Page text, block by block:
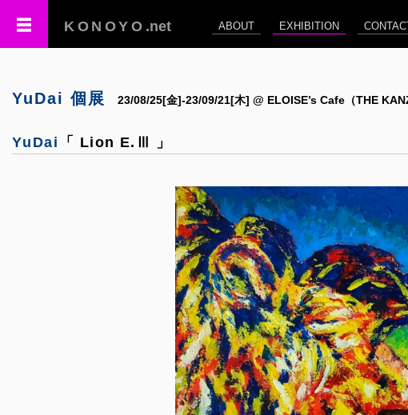
KONOYO .net ABOUT EXHIBITION
YuDai 個展 23/08/25[金]-23/09/21[木] @ ELOISE’s Cafe（THE
YuDai 「 Lion E.Ⅲ 」